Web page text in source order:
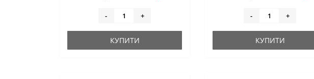
- +
КУПИТИ
- +
КУПИТИ